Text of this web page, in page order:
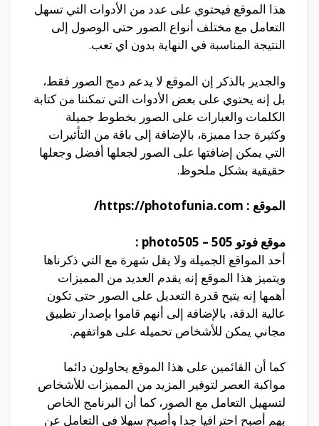
هذا الموقع فيحتوي على عدد من الأدوات التي تسهل
التعامل مع مختلف أنواع الصور حتى الوصول إلى
النتيجة المناسبة في النهاية بدون اي تعب.
والجدير بالذكر إن الموقع لا يدعم دمج الصور فقط،
بل إنه يحتوي على بعض الأدوات التي تمكننا من كتابة
الكلمات والعبارات على الصور بخطوط جميلة
وكثيرة جدا مميزة، بالإضافة إلى باقة من التأثيرات
التي يمكن إضافتها على الصور لجعلها أفضل وجعلها
حقيقية بشكل ملحوظ.
الموقع : https://photofunia.com/
موقع فوتو 505 – photo505
:
أحد المواقع الجميلة ولا يقل شهرة مع التي ذكرناها
ويتميز هذا الموقع إنه يقدم العديد من المميزات
أهمها إنه يتيح قدرة التعديل على الصور حتى تكون
عالية الدقة، بالإضافة إلى أنهم قاموا بإصدار تطبيق
مجاني يمكن للأشخاص تحميله على هواتفهم.
كما أن القائمين على هذا الموقع يحاولون دائما
مواكبة العصر لتوفير المزيد من المميزات للأشخاص
لتسهيل التعامل مع الصور، كما أن البرنامج الخاص
بهم أصبح احترافيا جدا وأصبح سهلا في التعامل عن